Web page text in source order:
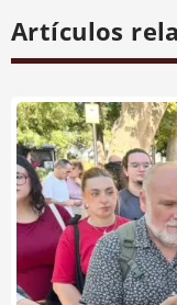
Artículos